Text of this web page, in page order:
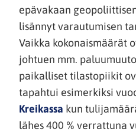
epävakaan
lisännyt varautumisen
Vaikka kokonaismäärät
johtuen mm.
paikalliset tilastopiikit
tapahtui esimerkiksi
Kreikassa (siirryt
toiseen
kun
lähes 400 % verrattuna